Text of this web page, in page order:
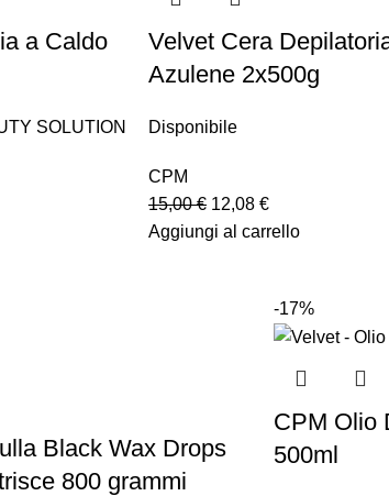
a Caldo
SOLUTION
Velvet Cera
Azulene 2x500g
Disponibile
CPM
15,00€ 12,08 €
Aggiungi al carrello
Black Wax Drops
800 grammi
-17%
CPM Olio
500ml